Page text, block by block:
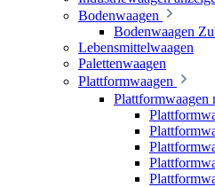
Bodenwaagen
Bodenwaagen
Lebensmittelwaagen
Palettenwaagen
Plattformwaagen
Plattformwaagen